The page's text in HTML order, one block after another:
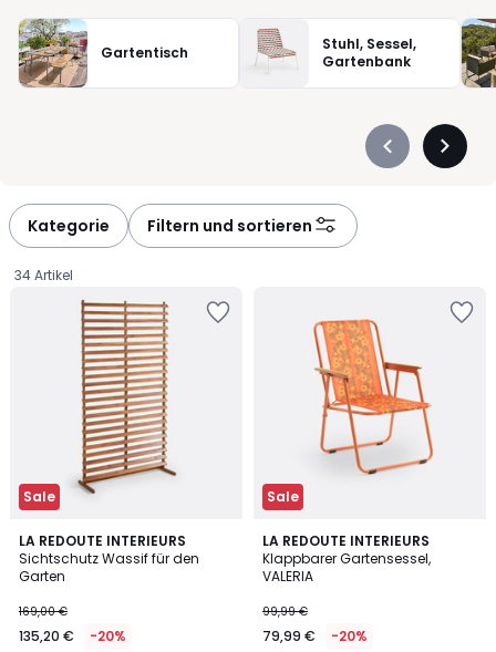
Gartentisch
Stuhl, Sessel,
Gartenbank
Précédent
Kategorie Filtern und sortieren
34 Artikel
Sale
LA REDOUTE INTERIEURS
Sichtschutz Wassif für den
Garten
€
Statt
169,00 €
135,20 € -20%
4
/
5
Sale
LA REDOUTE INTERIEURS
Klappbarer Gartensessel,
VALERIA
99,99 €
79,99 € -20%
3,7
/ 5